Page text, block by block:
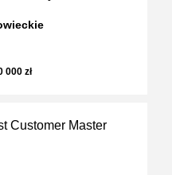
000 zł
Customer Master